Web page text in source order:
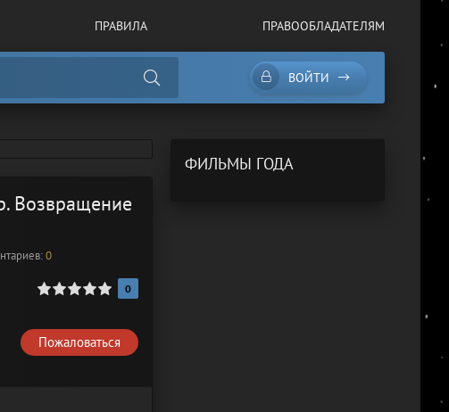
ПРАВИЛА ПРАВООБЛАДАТЕЛЯМ
ВОЙТИ
Возвращение
0
0
Пожаловаться
ФИЛЬМЫ ГОДА